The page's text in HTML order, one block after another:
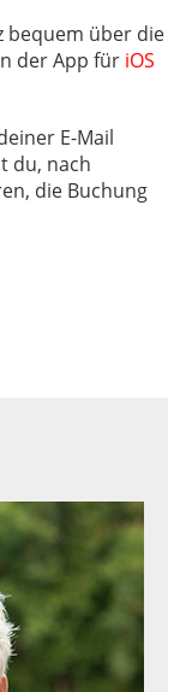
bequem über die
der App für iOS
E-Mail
du, nach
die Buchung